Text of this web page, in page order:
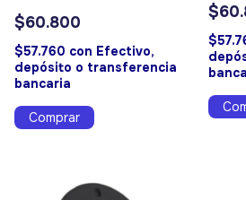
$60.800
$57.760 con Efectivo,
depósito o transferencia
bancaria